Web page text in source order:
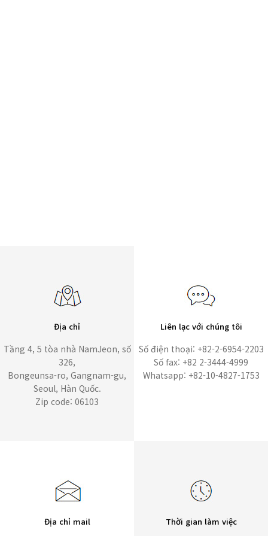
Địa chỉ
Tầng 4, 5 tòa nhà NamJeon, số
326,
Bongeunsa-ro, Gangnam-gu,
Seoul, Hàn Quốc.
Zip code: 06103
Liên lạc với chúng tôi
Số điện thoại: +82-2-6954-2203
Số fax: +82 2-3444-4999
Whatsapp: +82-10-4827-1753
Địa chỉ mail Thời gian làm việc